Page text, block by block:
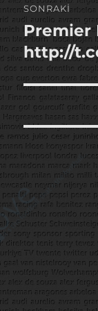
SONRAKI
Sonraki
yazı:
Premier
http://